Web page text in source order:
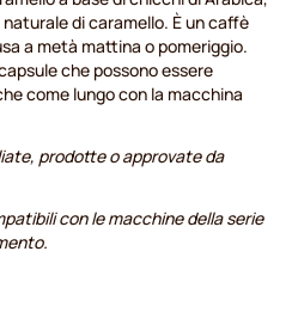
di caramello. È un caffè
a metà mattina o pomeriggio.
che possono essere
come lungo con la macchina
prodotte o approvate da
con le macchine della serie